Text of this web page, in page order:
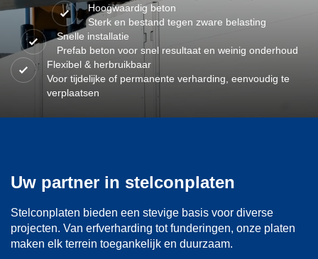
Hoogwaardig beton
Sterk en bestand tegen zware belasting
Snelle installatie
Prefab beton voor snel resultaat en weinig onderhoud
Flexibel & herbruikbaar
Voor tijdelijke of permanente verharding, eenvoudig te
verplaatsen
Uw partner in stelconplaten
Stelconplaten bieden een stevige basis voor diverse
projecten. Van erfverharding tot funderingen, onze platen
maken elk terrein toegankelijk en duurzaam.